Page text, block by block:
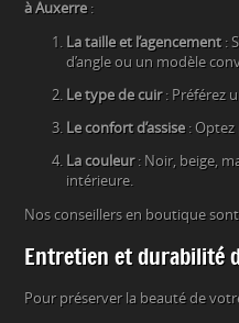
à Auxerre:
La taille et l’agencement:
d’angle ou un modèle
Le type de cuir: Préférez
Le confort d’assise: Optez
La couleur: Noir, beige,
intérieure.
Nos conseillers en boutique
Entretien et durabilité
Pour préserver la beauté de